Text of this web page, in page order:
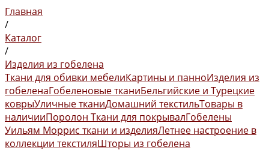
Главная
/
Каталог
/
Изделия из гобелена
Ткани для обивки мебелиКартины и панноИзделия из
гобеленаГобеленовые тканиБельгийские и Турецкие
коврыУличные тканиДомашний текстильТовары в
наличииПоролон Ткани для покрывалГобелены
Уильям Моррис ткани и изделияЛетнее настроение в
коллекции текстиляШторы из гобелена